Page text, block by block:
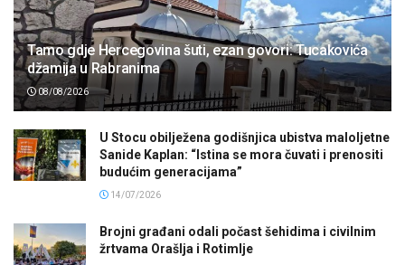
Tamo gdje Hercegovina šuti, ezan govori: Tucakovića
džamija u Rabranima
08/08/2026
U Stocu obilježena godišnjica ubistva maloljetne
Sanide Kaplan: “Istina se mora čuvati i prenositi
budućim generacijama”
14/07/2026
Brojni građani odali počast šehidima i civilnim
žrtvama Orašlja i Rotimlje